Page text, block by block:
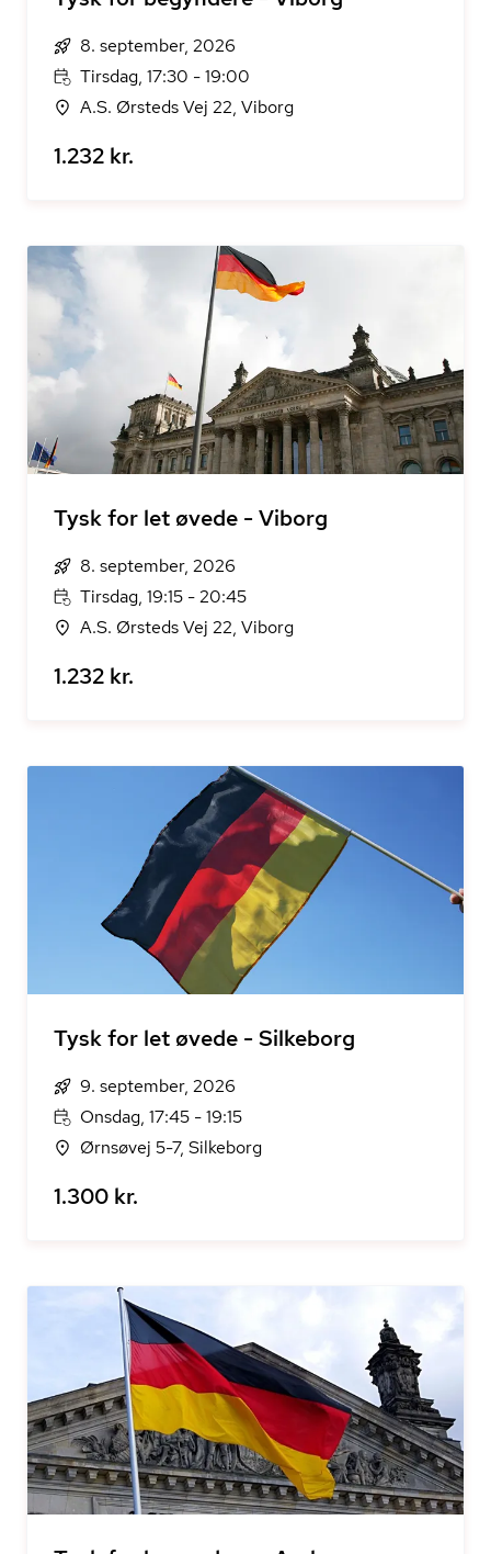
8. september, 2026
Tirsdag, 17:30 - 19:00
A.S. Ørsteds Vej 22, Viborg
1.232 kr.
Tysk for let øvede - Viborg
8. september, 2026
Tirsdag, 19:15 - 20:45
A.S. Ørsteds Vej 22, Viborg
1.232 kr.
Tysk for let øvede - Silkeborg
9. september, 2026
Onsdag, 17:45 - 19:15
Ørnsøvej 5-7, Silkeborg
1.300 kr.